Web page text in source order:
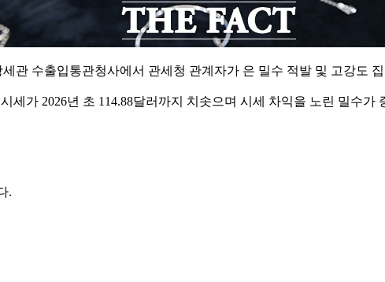
관 수출입통관청사에서 관세청 관계자가 은 밀수 적발 및 고강도
세가 2026년 초 114.88달러까지 치솟으며 시세 차익을 노린 밀수
.